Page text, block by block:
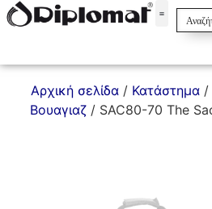
Αρχική σελίδα / Κατάστημα /
Βουαγιαζ/ SAC80-70 The